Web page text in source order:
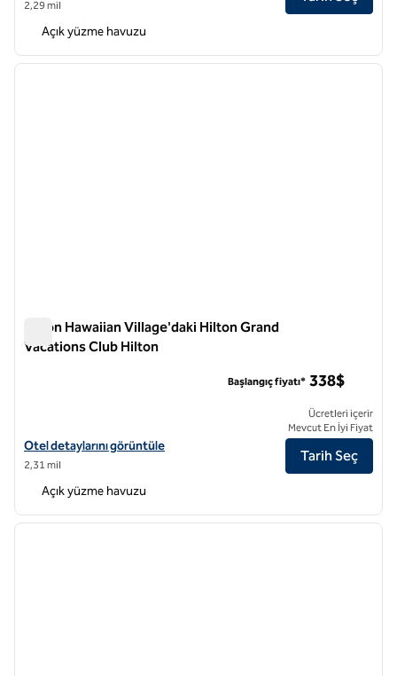
2,29 mil
Açık yüzme havuzu
1 / 12
Hilton Hawaiian Village'daki Hilton Grand
Vacations Club Hilton
Hilton Hawaiian Village'daki Hilton Grand Vacations Club Hilton otel
Otel detaylarını görüntüle
2,31 mil
Başlangıç fiyatı* 338$
Ücretleri içerir
Mevcut En İyi Fiyat
Tarih Seç
Açık yüzme havuzu
1 / 12